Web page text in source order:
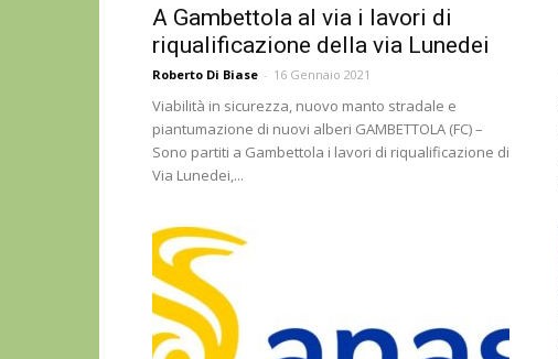
A Gambettola al via i lavori di
riqualificazione della via Lunedei
Roberto Di Biase - 16 Gennaio 2021
Viabilità in sicurezza, nuovo manto stradale e
piantumazione di nuovi alberi GAMBETTOLA (FC) –
Sono partiti a Gambettola i lavori di riqualificazione di
Via Lunedei,...